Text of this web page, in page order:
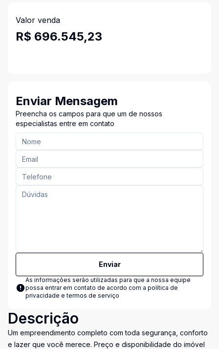
Valor venda
R$ 696.545,23
Enviar Mensagem
Preencha os campos para que um de nossos
especialistas entre em contato
Enviar
As informações serão utilizadas para que a nossa equipe
possa entrar em contato de acordo com a política de
privacidade e termos de serviço
Descrição
Um empreendimento completo com toda segurança, conforto
e lazer que você merece. Preço e disponibilidade do imóvel